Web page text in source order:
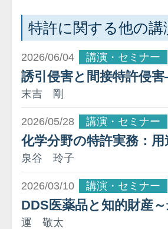
特許に関する他の講
2026/06/04 講演・セミナー
誘引侵害と間接特許侵
末吉 剛
2026/05/28 講演・セミナー
化学分野の特許実務：
泉谷 玲子
2026/03/10 講演・セミナー
DDS医薬品と知的財産
運 敬太